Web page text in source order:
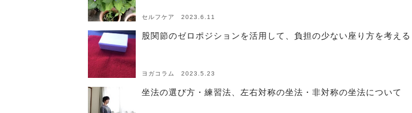
セルフケア 2023.6.11
股関節のゼロポジションを活用して、負担の少ない座り方を考える
ヨガコラム 2023.5.23
坐法の選び方・練習法、左右対称の坐法・非対称の坐法について